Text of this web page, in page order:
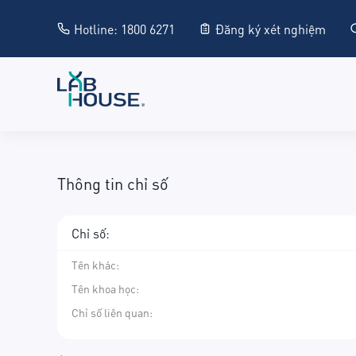
Hotline: 1800 6271 Đăng ký xét nghiệm
Thông tin chỉ số
Chỉ số:
Tên khác:
Tên khoa học:
Chỉ số liên quan: